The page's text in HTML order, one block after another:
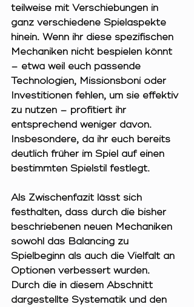
teilweise mit Verschiebungen in
ganz verschiedene Spielaspekte
hinein. Wenn ihr diese spezifischen
Mechaniken nicht bespielen könnt
– etwa weil euch passende
Technologien, Missionsboni oder
Investitionen fehlen, um sie effektiv
zu nutzen – profitiert ihr
entsprechend weniger davon.
Insbesondere, da ihr euch bereits
deutlich früher im Spiel auf einen
bestimmten Spielstil festlegt.
Als Zwischenfazit lässt sich
festhalten, dass durch die bisher
beschriebenen neuen Mechaniken
sowohl das Balancing zu
Spielbeginn als auch die Vielfalt an
Optionen verbessert wurden.
Durch die in diesem Abschnitt
dargestellte Systematik und den